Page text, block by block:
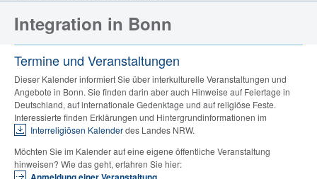
Integration in Bonn
Termine und Veranstaltungen
Dieser Kalender informiert Sie über interkulturelle Veranstaltungen und
Angebote in Bonn. Sie finden darin aber auch Hinweise auf Feiertage in
Deutschland, auf internationale Gedenktage und auf religiöse Feste.
Interessierte finden Erklärungen und Hintergrundinformationen im
Interreligiösen Kalenderdes Landes NRW.
Möchten Sie im Kalender auf eine eigene öffentliche Veranstaltung
hinweisen? Wie das geht, erfahren Sie hier:
.